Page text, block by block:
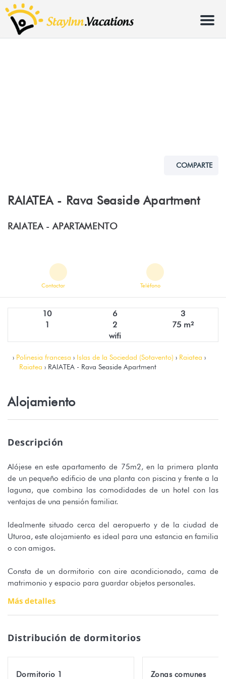
Menu
COMPARTE
RAIATEA - Rava Seaside Apartment
RAIATEA -APARTAMENTO
Contactar Teléfono
10 6
3
1
2
75 m²
wifi
› Polinesia francesa › Islas de la Sociedad (Sotavento) › Raiatea ›
Raiatea › RAIATEA - Rava Seaside Apartment
Alojamiento
Descripción
Alójese en este apartamento de 75m2, en la primera planta
de un pequeño edificio de una planta con piscina y frente a la
laguna, que combina las comodidades de un hotel con las
ventajas de una pensión familiar.
Idealmente situado cerca del aeropuerto y de la ciudad de
Uturoa, este alojamiento es ideal para una estancia en familia
o con amigos.
Consta de un dormitorio con aire acondicionado, cama de
matrimonio y espacio para guardar objetos personales.
En el salón, una zona de dormitorio con una cama doble y un
sofá cama doble puede acomodar a otras 4 personas. Se
televisor de pantalla plana y acceso gratuito a Internet wifi.
ras de suelo, lavabo e inodoro. Los anfitriones te
Más detalles
Distribución de dormitorios
Dormitorio 1
Zonas comunes